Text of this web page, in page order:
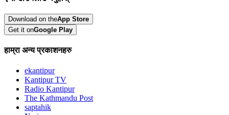
Download on theApp Store
Get it onGoogle Play
हाम्रा अन्य प्रकाशनहरु
ekantipur
Kantipur TV
Radio Kantipur
The Kathmandu Post
saptahik